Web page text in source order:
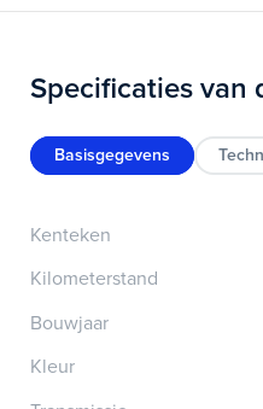
Specificaties van
Basisgegevens
Kenteken
Kilometerstand
Bouwjaar
Kleur